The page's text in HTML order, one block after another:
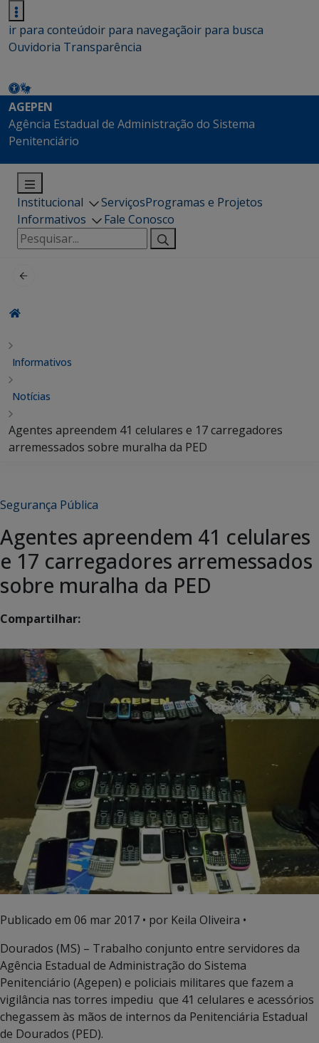
ir para conteúdoir para navegaçãoir para busca
Ouvidoria Transparência
AGEPEN
Agência Estadual de Administração do Sistema
Penitenciário
Institucional ServiçosProgramas e Projetos
Informativos
Fale Conosco
Pesquisar
por:
Informativos
Notícias
Agentes apreendem 41 celulares e 17 carregadores
arremessados sobre muralha da PED
Segurança Pública
Agentes apreendem 41 celulares
e 17 carregadores arremessados
sobre muralha da PED
Compartilhar:
Publicado em 06 mar 2017 • por Keila Oliveira •
Dourados (MS) – Trabalho conjunto entre servidores da
Agência Estadual de Administração do Sistema
Penitenciário (Agepen) e policiais militares que fazem a
vigilância nas torres impediu que 41 celulares e acessórios
chegassem às mãos de internos da Penitenciária Estadual
de Dourados (PED).